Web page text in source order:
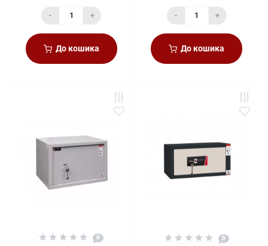
- +
До кошика
- +
До кошика
0 0